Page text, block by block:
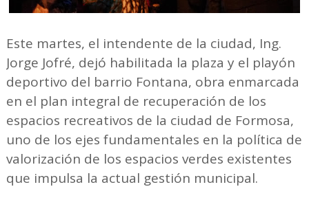
Este martes, el intendente de la ciudad, Ing.
Jorge Jofré, dejó habilitada la plaza y el playón
deportivo del barrio Fontana, obra enmarcada
en el plan integral de recuperación de los
espacios recreativos de la ciudad de Formosa,
uno de los ejes fundamentales en la política de
valorización de los espacios verdes existentes
que impulsa la actual gestión municipal.